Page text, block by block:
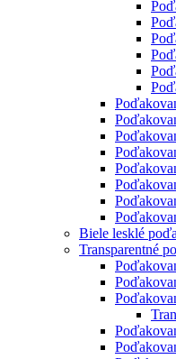
Biele lesklé
Transparentné